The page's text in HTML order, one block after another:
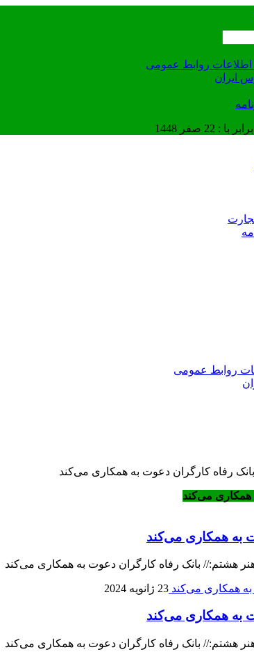
اطلاعات روابط عمومی
ایران
روابط عمومی
رفاه کارگران دعوت به همکاری می‌کند
همکاری می‌کند
به همکاری می‌کند
هشتم:// بانک رفاه کارگران دعوت به همکاری می‌کند
23 ژانویه 2024
به همکاری می‌کند
هشتم:// بانک رفاه کارگران دعوت به همکاری می‌کند